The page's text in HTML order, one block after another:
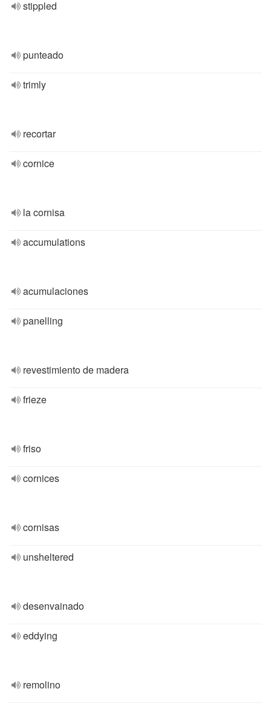
stippled
punteado
trimly
recortar
cornice
la cornisa
accumulations
acumulaciones
panelling
revestimiento de madera
frieze
friso
cornices
cornisas
unsheltered
desenvainado
eddying
remolino